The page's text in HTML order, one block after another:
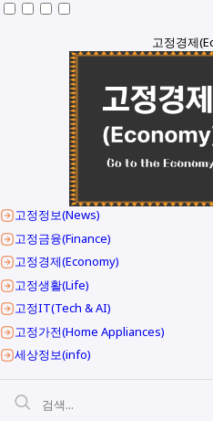
고정경제
고정정보(News)
고정금융(Finance)
고정경제(Economy)
고정생활(Life)
고정IT(Tech & AI)
고정가전(Home Appliances)
세상정보(info)